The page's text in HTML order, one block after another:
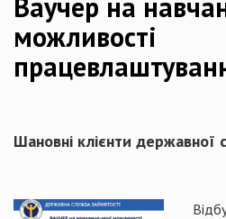
можливості
Шановні клієнти державної